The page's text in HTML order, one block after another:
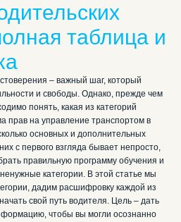
таблица и
– важный шаг, который
и свободы. Однако, прежде чем
понять, какая из категорий
прав на управление транспортом в
основных и дополнительных
с первого взгляда бывает непросто,
правильную программу обучения и
категории. В этой статье мы
дадим расшифровку каждой из
свой путь водителя. Цель – дать
чтобы вы могли осознанно